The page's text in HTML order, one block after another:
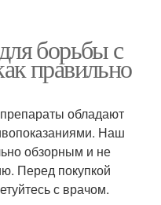
борьбы с
правильно
обладают
Наш
обзорным и не
Перед покупкой
с врачом.